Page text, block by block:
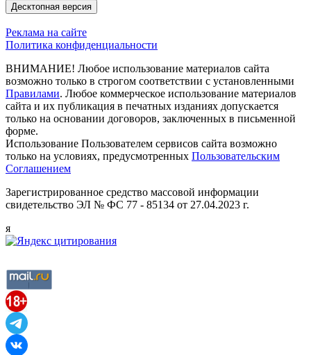
Десктопная версия
Реклама на сайте
Политика конфиденциальности
ВНИМАНИЕ! Любое использование материалов сайта
возможно только в строгом соответствии с установленными
Правилами. Любое коммерческое использование материалов
сайта и их публикация в печатных изданиях допускается
только на основании договоров, заключенных в письменной
форме.
Использование Пользователем сервисов сайта возможно
только на условиях, предусмотренных Пользовательским
Соглашением
Зарегистрированное средство массовой информации
свидетельство ЭЛ № ФС 77 - 85134 от 27.04.2023 г.
я